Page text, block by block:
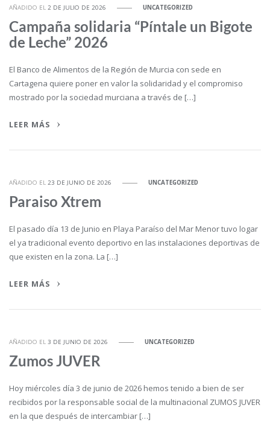
AÑADIDO EL2 DE JULIO DE 2026 UNCATEGORIZED
Campaña solidaria “Píntale un Bigote
de Leche” 2026
El Banco de Alimentos de la Región de Murcia con sede en
Cartagena quiere poner en valor la solidaridad y el compromiso
mostrado por la sociedad murciana a través de […]
LEER MÁS
AÑADIDO EL23 DE JUNIO DE 2026 UNCATEGORIZED
Paraiso Xtrem
El pasado día 13 de Junio en Playa Paraíso del Mar Menor tuvo logar
el ya tradicional evento deportivo en las instalaciones deportivas de
que existen en la zona. La […]
LEER MÁS
AÑADIDO EL3 DE JUNIO DE 2026 UNCATEGORIZED
Zumos JUVER
Hoy miércoles día 3 de junio de 2026 hemos tenido a bien de ser
recibidos por la responsable social de la multinacional ZUMOS JUVER
en la que después de intercambiar […]